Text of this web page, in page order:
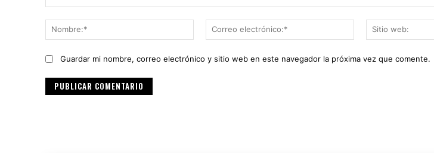
Nombre:*
Correo
electrónico:*
Guardar mi nombre, correo electrónico y sitio web en este navegador la próxima vez que comente.